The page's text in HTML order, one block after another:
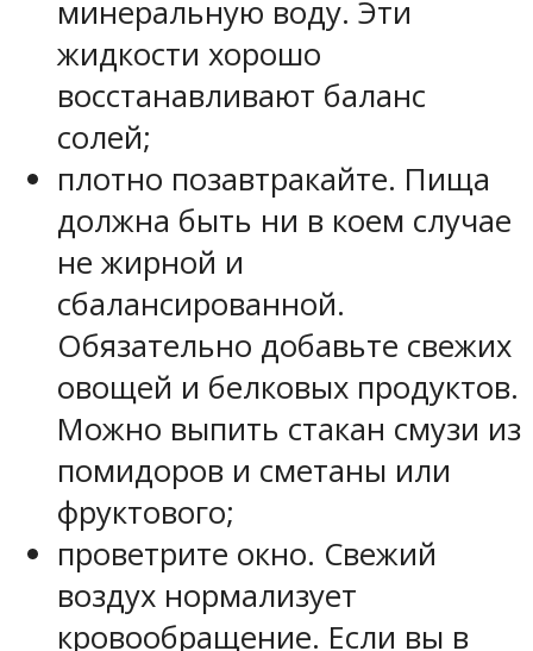
минеральную воду. Эти
жидкости хорошо
восстанавливают баланс
солей;
плотно позавтракайте. Пища
должна быть ни в коем случае
не жирной и
сбалансированной.
Обязательно добавьте свежих
овощей и белковых продуктов.
Можно выпить стакан смузи из
помидоров и сметаны или
фруктового;
проветрите окно. Свежий
воздух нормализует
кровообращение. Если вы в